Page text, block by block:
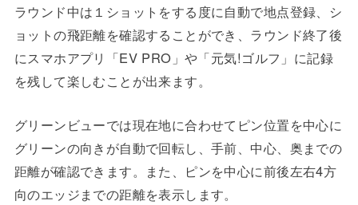
ラウンド中は１ショットをする度に自動で地点登録、シ
ョットの飛距離を確認することができ、ラウンド終了後
にスマホアプリ「EV PRO」や「元気!ゴルフ」に記録
を残して楽しむことが出来ます。
グリーンビューでは現在地に合わせてピン位置を中心に
グリーンの向きが自動で回転し、手前、中心、奥までの
距離が確認できます。また、ピンを中心に前後左右4方
向のエッジまでの距離を表示します。